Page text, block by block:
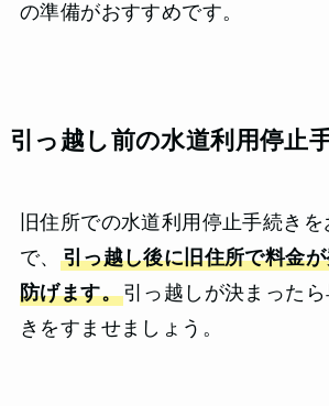
の準備がおすすめです。
引っ越し前の水道利用停止
旧住所での水道利用停止手続きを
で、 引っ越し後に旧住所で料金
防げます。引っ越しが決まった
きをすませましょう。